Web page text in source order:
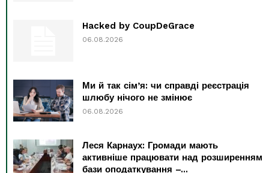
Hacked by CoupDeGrace
06.08.2026
Ми й так сім’я: чи справді реєстрація
шлюбу нічого не змінює
06.08.2026
Леся Карнаух: Громади мають
активніше працювати над розширенням
бази оподаткування –...